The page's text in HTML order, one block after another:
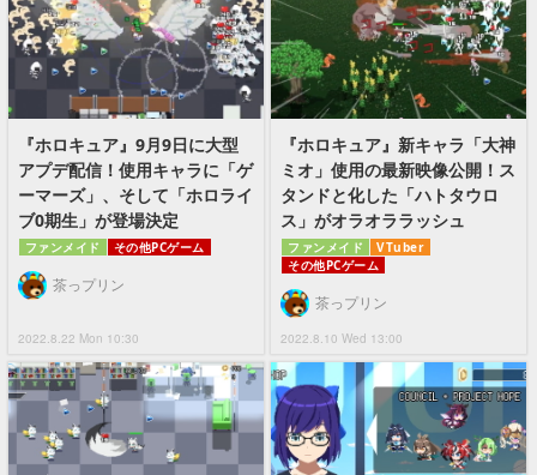
『ホロキュア』9月9日に大型
アプデ配信！使用キャラに「ゲ
ーマーズ」、そして「ホロライ
ブ0期生」が登場決定
ファンメイド その他PCゲーム
2022.8.22 Mon 10:30
茶っプリン
『ホロキュア』新キャラ「大神
ミオ」使用の最新映像公開！ス
タンドと化した「ハトタウロ
ス」がオラオララッシュ
ファンメイド
VTuber
その他PCゲーム
2022.8.10 Wed 13:00
茶っプリン